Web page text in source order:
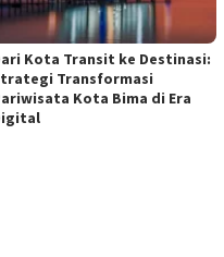
Kota Transit ke Destinasi:
Transformasi
Kota Bima di Era